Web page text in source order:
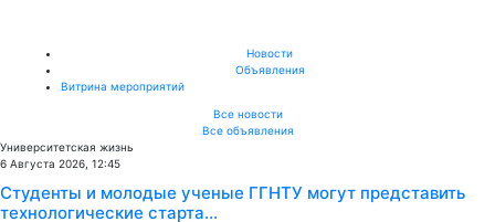
Новости
Объявления
Витрина мероприятий
Все новости
Все объявления
Университетская жизнь
6 Августа 2026, 12:45
Студенты и молодые ученые ГГНТУ могут представить
технологические старта...